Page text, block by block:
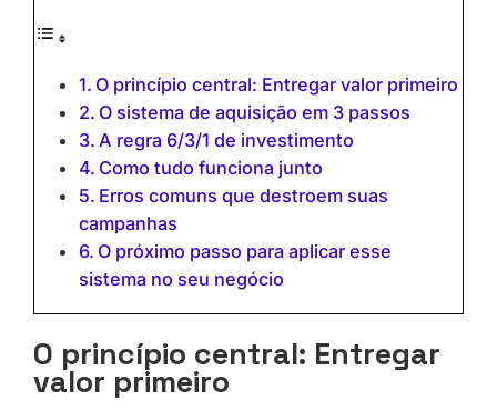
O princípio central: Entregar valor primeiro
O sistema de aquisição em 3 passos
A regra 6/3/1 de investimento
Como tudo funciona junto
Erros comuns que destroem suas
campanhas
O próximo passo para aplicar esse
sistema no seu negócio
O princípio central: Entregar
valor primeiro